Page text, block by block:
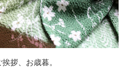
拶、お歳暮。